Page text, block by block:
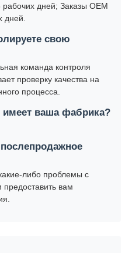
рабочих дней; Заказы OEM
дней.
свою
команда контроля
проверку качества на
процесса.
ваша фабрика?
либо проблемы с
вам